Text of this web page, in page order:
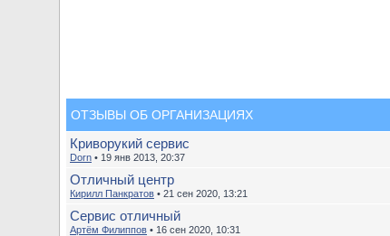
ОТЗЫВЫ ОБ ОРГАНИЗАЦИЯХ
Криворукий сервис
Dorn • 19 янв 2013, 20:37
Отличный центр
Кирилл Панкратов • 21 сен 2020, 13:21
Сервис отличный
Артём Филиппов • 16 сен 2020, 10:31